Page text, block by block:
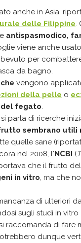
anche in Asia,
delle Filippine.
antispasmodico,
viene anche
per
da bagno.
vengono
della pelle o
fegato.
si parla di ricerche
sembrano utili
quelle sane
nel 2008, l'NCBI (
che il frutto
in vitro, ma che
di ulteriori
sugli studi in
raccomanda di fare
dunque